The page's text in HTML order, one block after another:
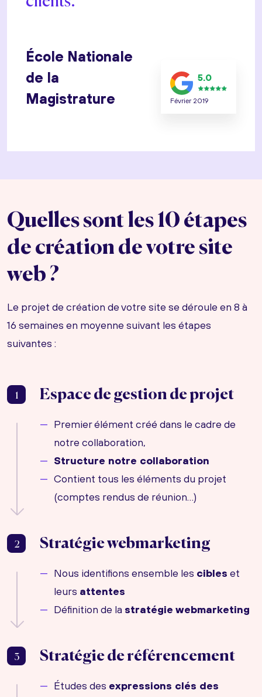
École Nationale
de la
Magistrature
5.0
Février 2019
Quelles sont les 10 étapes
de création de votre site
web ?
Le projet de création de votre site se déroule en 8 à
16 semaines en moyenne suivant les étapes
suivantes :
1 Espace de gestion de projet
Premier élément créé dans le cadre de
notre collaboration,
Structure notre collaboration
Contient tous les éléments du projet
(comptes rendus de réunion…)
2 Stratégie webmarketing
Nous identifions ensemble les cibles et
leurs attentes
Définition de la stratégie webmarketing
3 Stratégie de référencement
Études des expressions clés des